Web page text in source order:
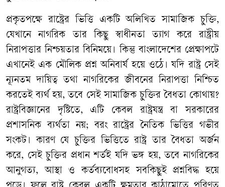
প্রকৃতপক্ষে রাষ্ট্রের ভিত্তি একটি অলিখিত সামাজিক চুক্তি,
যেখানে নাগরিক তার কিছু স্বাধীনতা ত্যাগ করে রাষ্ট্রীয়
নিরাপত্তার নিশ্চয়তার বিনিময়ে। কিন্তু বাংলাদেশের প্রেক্ষাপটে
এখানেই এক মৌলিক প্রশ্ন অনিবার্য হয়ে ওঠে। যদি রাষ্ট্র সেই
ন্যূনতম দায়িত্ব তথা নাগরিকের জীবনের নিরাপত্তা নিশ্চিত
করতেই ব্যর্থ হয়, তবে সেই সামাজিক চুক্তির বৈধতা কোথায়?
রাষ্ট্রবিজ্ঞানের দৃষ্টিতে, এটি কেবল রাষ্ট্রযন্ত্র বা সরকারের
প্রশাসনিক ব্যর্থতা নয়; বরং রাষ্ট্রের নৈতিক ভিত্তির গভীর
সংকট। কারণ যে চুক্তির ভিত্তিতে রাষ্ট্র তার বৈধতা অর্জন
করে, সেই চুক্তির প্রধান শর্তই যদি ভঙ্গ হয়, তবে নাগরিকের
আনুগত্য, আস্থা ও কর্তব্যবোধসহ সবকিছুই প্রশ্নবিদ্ধ হয়ে